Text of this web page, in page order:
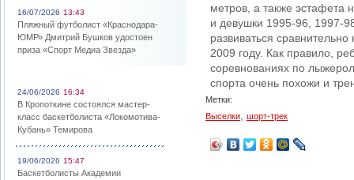
16/07/2026 13:43
Пляжный футболист «Краснодара-
ЮМР» Дмитрий Бушков удостоен
приза «Спорт Медиа Звезда»
24/06/2026 16:34
В Кропоткине состоялся мастер-
класс баскетболиста «Локомотива-
Кубань» Темирова
19/06/2026 15:47
Баскетболисты Академии
метров, а также эстафета
и девушки 1995-96, 1997-
развиваться
2009 году. Как правило,
соревнованиях по
спорта очень похожи и
Метки:
Выселки
шорт-трек